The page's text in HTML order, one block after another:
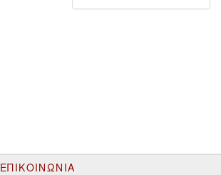
ΕΠΙΚΟΙΝΩΝΊΑ